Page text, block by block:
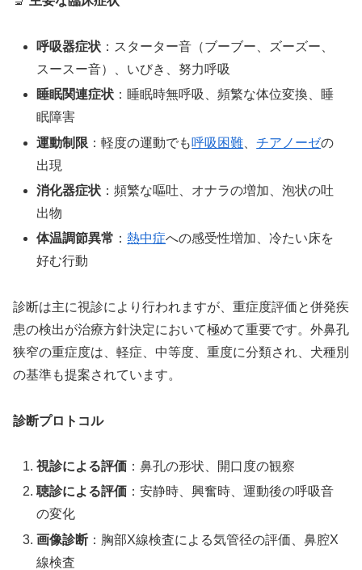
呼吸器症状 ：スターター音（ブーブー、ズーズー、
スースー音）、いびき、努力呼吸
睡眠関連症状 ：睡眠時無呼吸、頻繁な体位変換、睡
眠障害
運動制限 ：軽度の運動でも呼吸困難 、チアノーゼの
出現
消化器症状 ：頻繁な嘔吐、オナラの増加、泡状の吐
出物
体温調節異常 ：熱中症への感受性増加、冷たい床を
好む行動
診断は主に視診により行われますが、重症度評価と併発疾
患の検出が治療方針決定において極めて重要です。外鼻孔
狭窄の重症度は、軽症、中等度、重度に分類され、犬種別
の基準も提案されています。
診断プロトコル
視診による評価 ：鼻孔の形状、開口度の観察
聴診による評価 ：安静時、興奮時、運動後の呼吸音
の変化
画像診断 ：胸部X線検査による気管径の評価、鼻腔X
線検査